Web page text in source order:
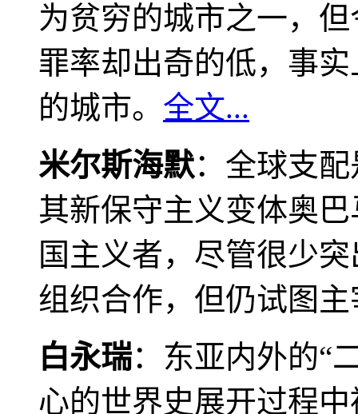
为贫穷的城市之一，
罪率却出奇的低，事
的城市。 全文...
米尔斯海默：全球支
其新保守主义变体奥
国主义者，尽管很少
组织合作，但仍试图
白永瑞：东亚内外的“
心的世界史展开过程